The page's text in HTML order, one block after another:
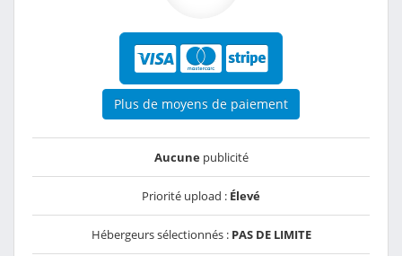
Plus de moyens de paiement
Aucunepublicité
Priorité upload : Élevé
Hébergeurs sélectionnés : PAS DE LIMITE